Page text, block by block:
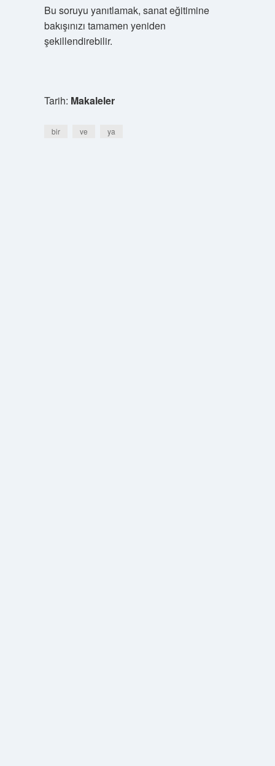
Bu soruyu yanıtlamak, sanat eğitimine
bakışınızı tamamen yeniden
şekillendirebilir.
Tarih: Makaleler
bir ve ya